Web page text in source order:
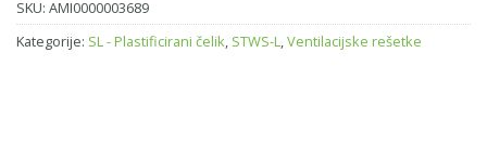
SKU: AMI0000003689
Kategorije: SL - Plastificirani čelik, STWS-L,Ventilacijske rešetke